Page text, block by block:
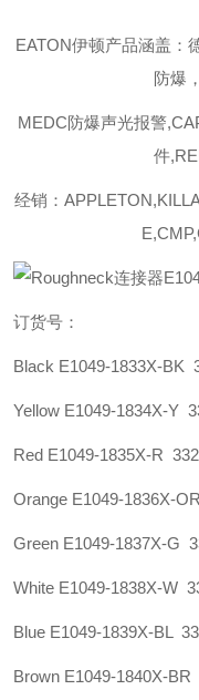
EATON伊顿产品涵盖：
防爆
MEDC防爆声光报警
件
经销：
订货号：
Black E1049-1833X-BK
Yellow E1049-1834X-Y
Red E1049-1835X-R
Orange E1049-1836X-
Green E1049-1837X-G
White E1049-1838X-W
Blue E1049-1839X-BL
Brown E1049-1840X-BR